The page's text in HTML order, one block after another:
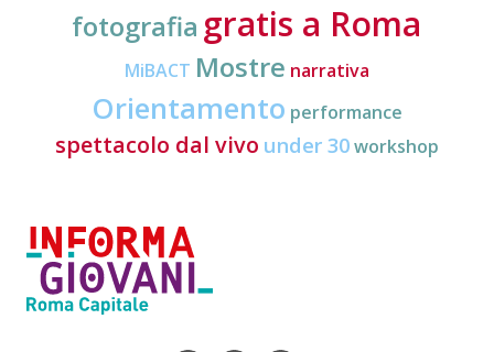
fotografia gratis a Roma
MiBACT Mostre narrativa
Orientamento performance
spettacolo dal vivo under 30workshop